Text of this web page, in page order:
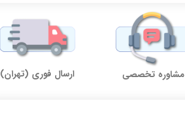
مشاوره تخصصی ارسال فوری (تهران)